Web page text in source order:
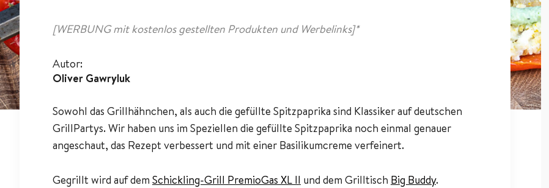
[WERBUNG mit kostenlos gestellten Produkten und Werbelinks]*
Autor:
Oliver Gawryluk
Sowohl das Grillhähnchen, als auch die gefüllte Spitzpaprika sind Klassiker auf deutschen
GrillPartys. Wir haben uns im Speziellen die gefüllte Spitzpaprika noch einmal genauer
angeschaut, das Rezept verbessert und mit einer Basilikumcreme verfeinert.
Gegrillt wird auf dem Schickling-Grill PremioGas XL II und dem Grilltisch Big Buddy.